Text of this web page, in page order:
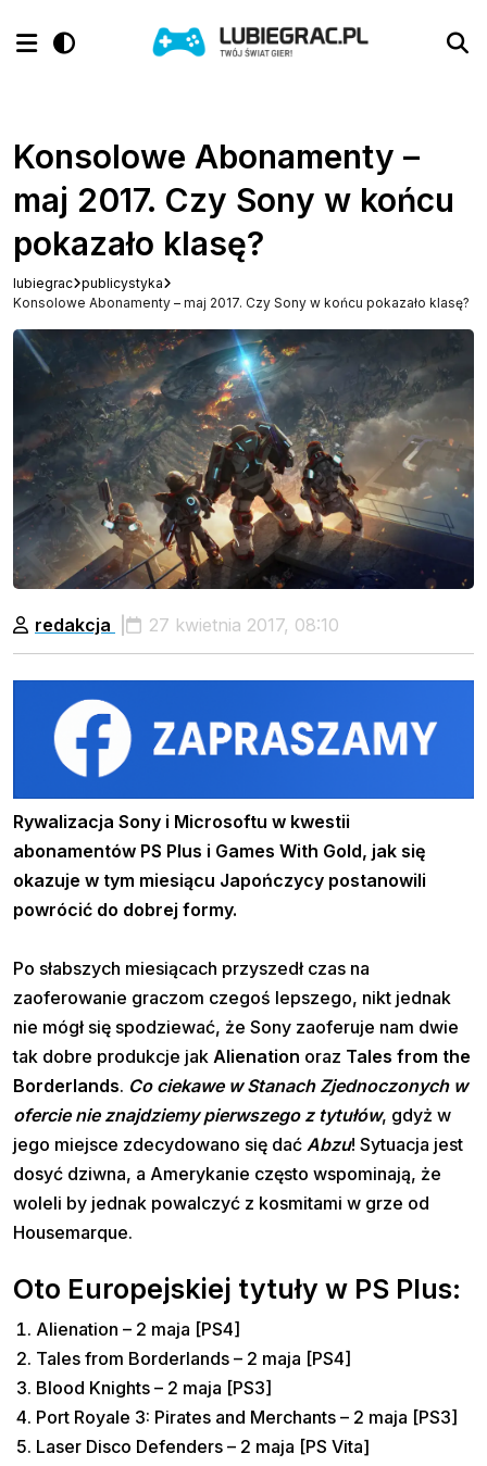
Konsolowe Abonamenty –
maj 2017. Czy Sony w końcu
pokazało klasę?
lubiegrac publicystyka
Konsolowe Abonamenty – maj 2017. Czy Sony w końcu pokazało klasę?
redakcja 27 kwietnia 2017, 08:10
Rywalizacja Sony i Microsoftu w kwestii
abonamentów PS Plus i Games With Gold, jak się
okazuje w tym miesiącu Japończycy postanowili
powrócić do dobrej formy.
Po słabszych miesiącach przyszedł czas na
zaoferowanie graczom czegoś lepszego, nikt jednak
nie mógł się spodziewać, że Sony zaoferuje nam dwie
tak dobre produkcje jak Alienation oraz Tales from the
Borderlands. Co ciekawe w Stanach Zjednoczonych w
ofercie nie znajdziemy pierwszego z tytułów, gdyż w
jego miejsce zdecydowano się dać Abzu! Sytuacja jest
dosyć dziwna, a Amerykanie często wspominają, że
woleli by jednak powalczyć z kosmitami w grze od
Housemarque.
Oto Europejskiej tytuły w PS Plus:
Alienation – 2 maja [PS4]
Tales from Borderlands – 2 maja [PS4]
Blood Knights – 2 maja [PS3]
Port Royale 3: Pirates and Merchants – 2 maja [PS3]
Laser Disco Defenders – 2 maja [PS Vita]